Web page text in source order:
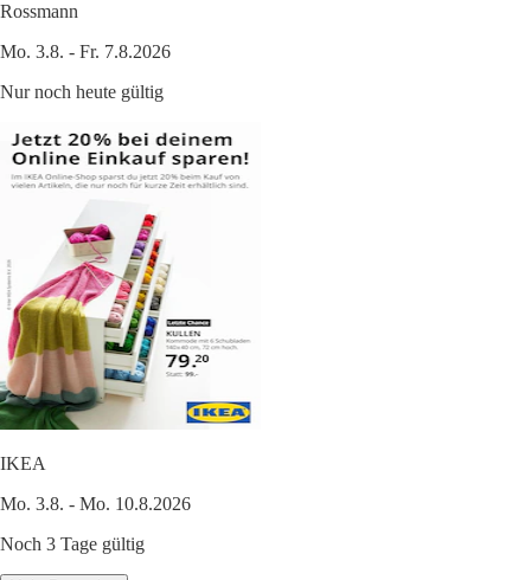
Rossmann
Mo. 3.8. - Fr. 7.8.2026
Nur noch heute gültig
IKEA
Mo. 3.8. - Mo. 10.8.2026
Noch 3 Tage gültig